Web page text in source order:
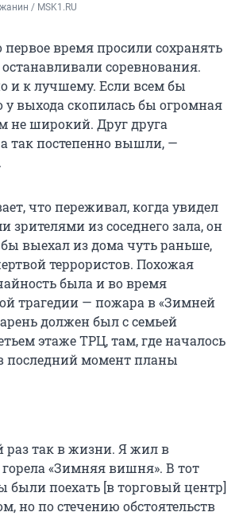
/ MSK1.RU
время просили сохранять
соревнования.
и к лучшему. Если всем бы
у выхода скопилась бы огромная
не широкий. Друг друга
так постепенно вышли, —
что переживал, когда увидел
зрителями из соседнего зала, он
выехал из дома чуть раньше,
террористов. Похожая
была и во время
трагедии — пожара в «Зимней
должен был с семьей
этаже ТРЦ, там, где началось
последний момент планы
раз так в жизни. Я жил в
горела «Зимняя вишня». В тот
поехать [в торговый центр]
но по стечению обстоятельств